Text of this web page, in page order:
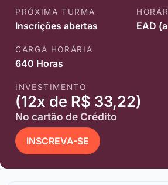
PRÓXIMA TURMA
Inscrições abertas EAD
CARGA HORÁRIA
640 Horas
INVESTIMENTO
(12x de R$ 33,22)
No cartão de Crédito
INSCREVA-SE